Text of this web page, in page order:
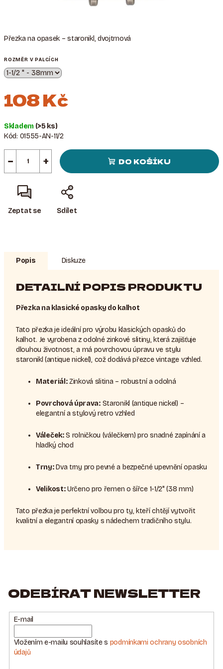
Přezka na opasek – staronikl, dvojtrnová
ROZMĚR V PALCÍCH
108 Kč
cena:
Skladem (>5 ks)
Kód: 01555-AN-11/2
+
− DO KOŠÍKU
Zeptat se Sdílet
Popis Diskuze
DETAILNÍ POPIS PRODUKTU
Přezka na klasické opasky do kalhot
Tato přezka je ideální pro výrobu klasických opasků do
kalhot. Je vyrobena z odolné zinkové slitiny, která zajišťuje
dlouhou životnost, a má povrchovou úpravu ve stylu
staronikl (antique nickel), což dodává přezce vintage vzhled.
Materiál:Zinková slitina – robustní a odolná
Povrchová úprava:Staronikl (antique nickel) –
elegantní a stylový retro vzhled
Váleček:S rolničkou (válečkem) pro snadné zapínání a
hladký chod
Trny:Dva trny pro pevné a bezpečné upevnění opasku
Velikost:Určeno pro řemen o šířce 1-1/2" (38 mm)
Tato přezka je perfektní volbou pro ty, kteří chtějí vytvořit
kvalitní a elegantní opasky s nádechem tradičního stylu.
ODEBÍRAT NEWSLETTER
E-mail
Vložením e-mailu souhlasíte s podmínkami ochrany osobních
údajů